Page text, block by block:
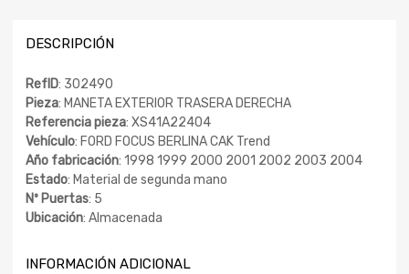
DESCRIPCIÓN
RefID: 302490
Pieza: MANETA EXTERIOR TRASERA DERECHA
Referencia pieza: XS41A22404
Vehículo: FORD FOCUS BERLINA CAK Trend
Año fabricación: 1998 1999 2000 2001 2002 2003 2004
Estado: Material de segunda mano
Nº Puertas: 5
Ubicación: Almacenada
INFORMACIÓN ADICIONAL